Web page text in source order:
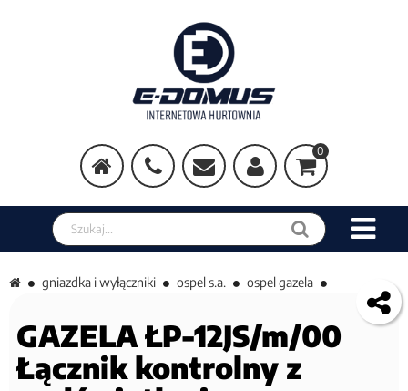
0
Szukaj w sklepie
gniazdka i wyłączniki ospel s.a. ospel gazela
GAZELA ŁP-12JS/m/00
Łącznik kontrolny z